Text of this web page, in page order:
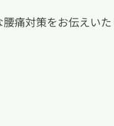
痛対策をお伝えいた